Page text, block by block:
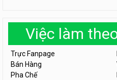
Việc làm
Trực Fanpage
Bán Hàng
Pha Chế